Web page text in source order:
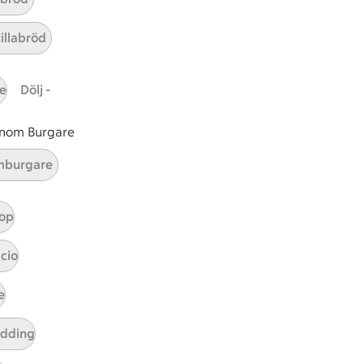
Dölj -
Burgare
4 kommentarer
är ett klimartsmart val.
tillaga
har Medel svårighetsgrad